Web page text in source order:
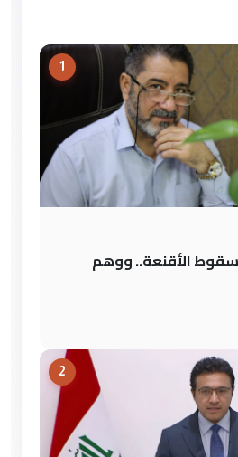
1
الأقنعة.. ووهم
2